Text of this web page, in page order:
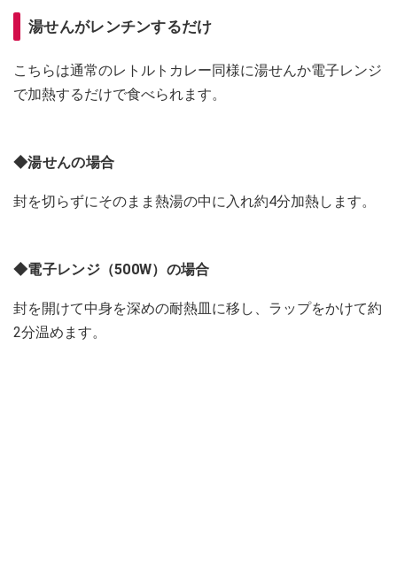
湯せんがレンチンするだけ
こちらは通常のレトルトカレー同様に湯せんか電子レンジ
で加熱するだけで食べられます。
◆湯せんの場合
封を切らずにそのまま熱湯の中に入れ約4分加熱します。
◆電子レンジ（500W）の場合
封を開けて中身を深めの耐熱皿に移し、ラップをかけて約
2分温めます。